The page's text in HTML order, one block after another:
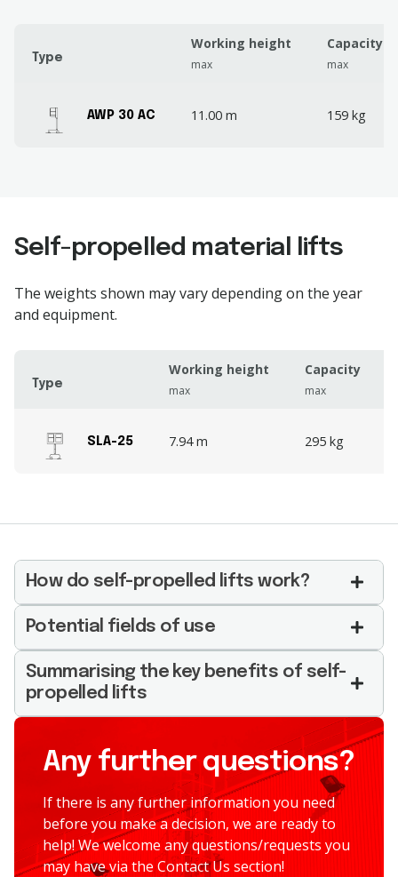
Type
Working height Capacity
max max
AWP 30 AC 11.00 m 159 kg
Self-propelled material lifts
The weights shown may vary depending on the year
and equipment.
Type
Working height Capacity
max max
SLA-25 7.94 m 295 kg
How do self-propelled lifts work?
Potential fields of use
Summarising the key benefits of self-
propelled lifts
Any further questions?
If there is any further information you need
before you make a decision, we are ready to
help! We welcome any questions/requests you
may have via the Contact Us section!